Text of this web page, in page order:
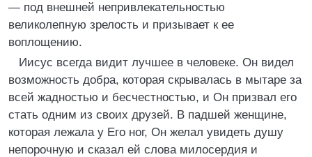
— под внешней непривлекательностью
великолепную зрелость и призывает к ее
воплощению.
Иисус всегда видит лучшее в человеке. Он видел
возможность добра, которая скрывалась в мытаре за
всей жадностью и бесчестностью, и Он призвал его
стать одним из своих друзей. В падшей женщине,
которая лежала у Его ног, Он желал увидеть душу
непорочную и сказал ей слова милосердия и